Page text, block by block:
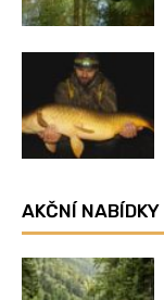
AKČNÍ NABÍDKY